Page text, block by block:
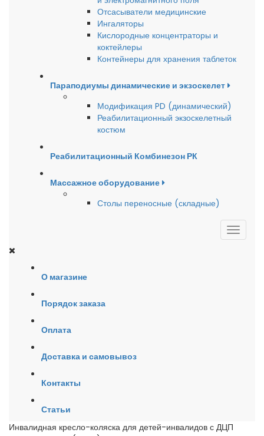
Отсасыватели медицинские
Ингаляторы
Кислородные концентраторы и
коктейлеры
Контейнеры для хранения таблеток
Параподиумы динамические и экзоскелет
Модификация PD (динамический)
Реабилитационный экзоскелетный
костюм
Реабилитационный Комбинезон РК
Массажное оборудование
Столы переносные (складные)
О магазине
Порядок заказа
Оплата
Доставка и самовывоз
Контакты
Статьи
Инвалидная кресло-коляска для детей-инвалидов с ДЦП